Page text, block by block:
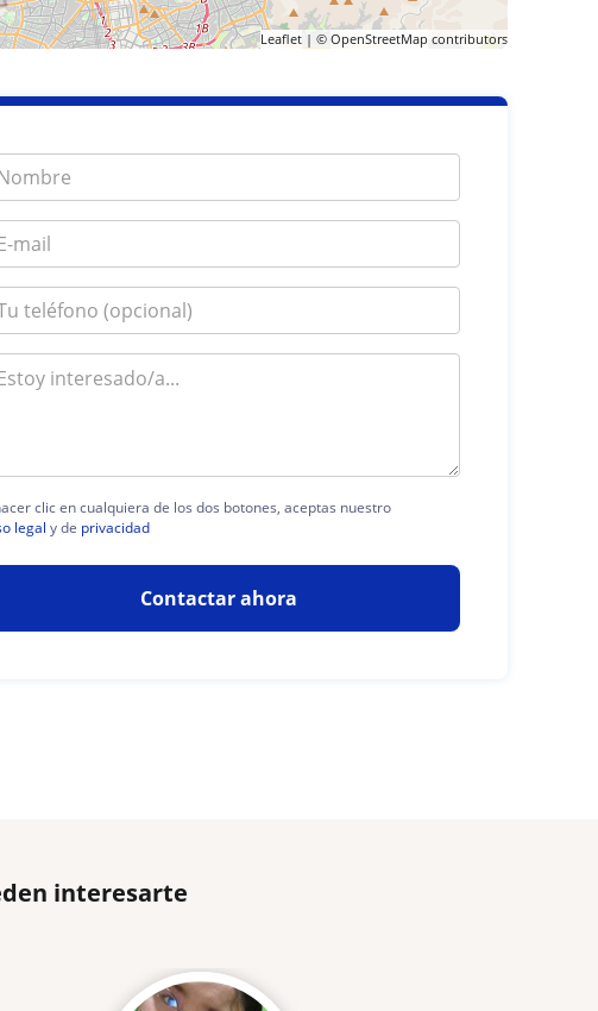
Leaflet| © OpenStreetMap contributors
clic en cualquiera de los dos botones, aceptas nuestro
legal y de privacidad
Contactar ahora
interesarte